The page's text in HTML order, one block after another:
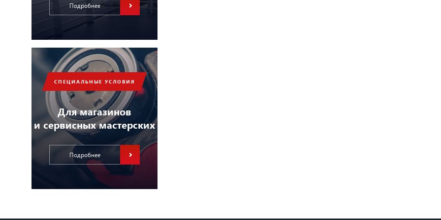
Подробнее
СПЕЦИАЛЬНЫЕ УСЛОВИЯ
Для магазинов
и сервисных мастерских
Подробнее